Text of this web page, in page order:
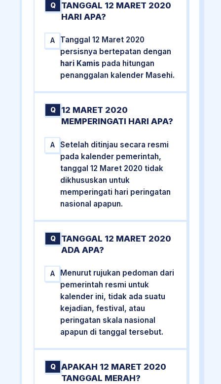
Q
TANGGAL 12 MARET 2020
HARI APA?
A
Tanggal 12 Maret 2020
persisnya bertepatan dengan
hari Kamis pada hitungan
penanggalan kalender Masehi.
Q
12 MARET 2020
MEMPERINGATI HARI APA?
A
Setelah ditinjau secara resmi
pada kalender pemerintah,
tanggal 12 Maret 2020 tidak
dikhususkan untuk
memperingati hari peringatan
nasional apapun.
Q
TANGGAL 12 MARET 2020
ADA APA?
A
Menurut rujukan pedoman dari
pemerintah resmi untuk
kalender ini, tidak ada suatu
kejadian, festival, atau
peringatan skala nasional
apapun di tanggal tersebut.
Q
APAKAH 12 MARET 2020
TANGGAL MERAH?